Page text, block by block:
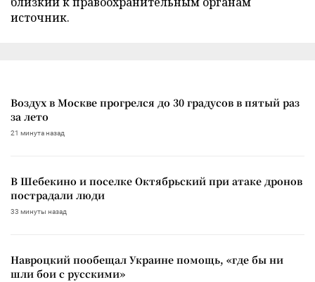
источник.
Воздух в Москве прогрелся до 30 градусов в пятый раз
за лето
21 минута назад
В Шебекино и поселке Октябрьский при атаке дронов
пострадали люди
33 минуты назад
Навроцкий пообещал Украине помощь, «где бы ни
шли бои с русскими»